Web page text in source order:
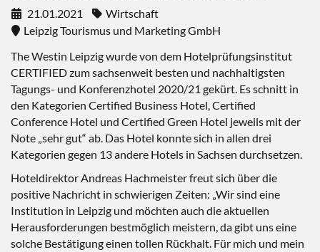
21.01.2021
Wirtschaft
Leipzig Tourismus und Marketing GmbH
The Westin Leipzig wurde von dem Hotelprüfungsinstitut
CERTIFIED zum sachsenweit besten und nachhaltigsten
Tagungs- und Konferenzhotel 2020/21 gekürt. Es schnitt in
den Kategorien Certified Business Hotel, Certified
Conference Hotel und Certified Green Hotel jeweils mit der
Note „sehr gut“ ab. Das Hotel konnte sich in allen drei
Kategorien gegen 13 andere Hotels in Sachsen durchsetzen.
Hoteldirektor Andreas Hachmeister freut sich über die
positive Nachricht in schwierigen Zeiten: „Wir sind eine
Institution in Leipzig und möchten auch die aktuellen
Herausforderungen bestmöglich meistern, da gibt uns eine
solche Bestätigung einen tollen Rückhalt. Für mich und mein